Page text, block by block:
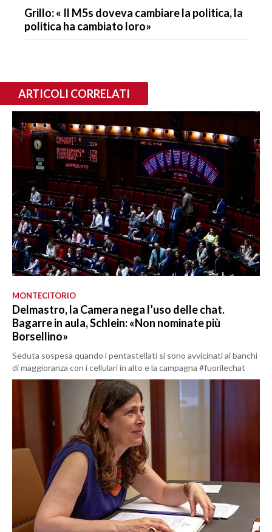
Grillo: « Il M5s doveva cambiare la politica, la
politica ha cambiato loro»
ARTICOLI CORRELATI
MONTECITORIO
Delmastro, la Camera nega l’uso delle chat.
Bagarre in aula, Schlein: «Non nominate più
Borsellino»
Seduta sospesa quando i pentastellati si sono avvicinati ai banchi
di maggioranza con i cellulari in alto e la campagna #fuorilechat